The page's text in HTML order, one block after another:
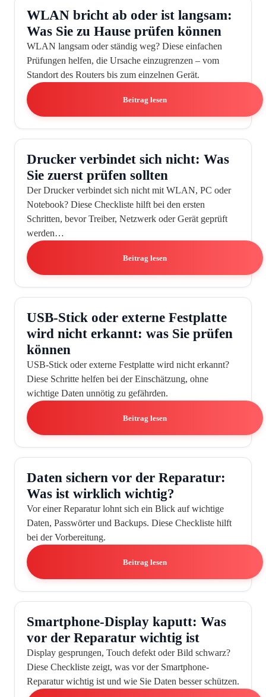
WLAN bricht ab oder ist langsam:
Was Sie zu Hause prüfen können
WLAN langsam oder ständig weg? Diese einfachen
Prüfungen helfen, die Ursache einzugrenzen – vom
Standort des Routers bis zum einzelnen Gerät.
Beitrag lesen
Drucker verbindet sich nicht: Was
Sie zuerst prüfen sollten
Der Drucker verbindet sich nicht mit WLAN, PC oder
Notebook? Diese Checkliste hilft bei den ersten
Schritten, bevor Treiber, Netzwerk oder Gerät geprüft
werden…
Beitrag lesen
USB-Stick oder externe Festplatte
wird nicht erkannt: was Sie prüfen
können
USB-Stick oder externe Festplatte wird nicht erkannt?
Diese Schritte helfen bei der Einschätzung, ohne
wichtige Daten unnötig zu gefährden.
Beitrag lesen
Daten sichern vor der Reparatur:
Was ist wirklich wichtig?
Vor einer Reparatur lohnt sich ein Blick auf wichtige
Daten, Passwörter und Backups. Diese Checkliste hilft
bei der Vorbereitung.
Beitrag lesen
Smartphone-Display kaputt: Was
vor der Reparatur wichtig ist
Display gesprungen, Touch defekt oder Bild schwarz?
Diese Checkliste zeigt, was vor der Smartphone-
Reparatur wichtig ist und wie Sie Daten besser schützen.